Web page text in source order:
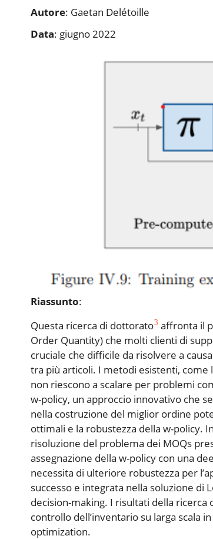
Autore: Gaetan Delétoille
Data: giugno 2022
Riassunto:
Questa ricerca di dottorato3 affronta il
Order Quantity) che molti clienti di
cruciale che difficile da risolvere a
tra più articoli. I metodi esistenti,
non riescono a scalare per problemi
w-policy, un approccio innovativo che
nella costruzione del miglior ordine
ottimali e la robustezza della w-policy.
risoluzione del problema dei MOQs
assegnazione della w-policy con una
necessita di ulteriore robustezza per
successo e integrata nella soluzione di
decision-making. I risultati della
controllo dell’inventario su larga scala
optimization.